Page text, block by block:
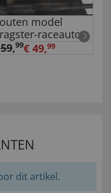
model
raceauto
,99€ 49,99
dit artikel.